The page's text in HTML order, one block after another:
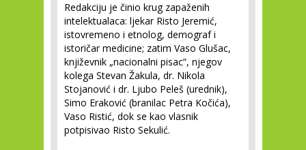
Redakciju je činio krug zapaženih
intelektualaca: ljekar Risto Jeremić,
istovremeno i etnolog, demograf i
istoričar medicine; zatim Vaso Glušac,
književnik „nacionalni pisac“, njegov
kolega Stevan Žakula, dr. Nikola
Stojanović i dr. Ljubo Peleš (urednik),
Simo Eraković (branilac Petra Kočića),
Vaso Ristić, dok se kao vlasnik
potpisivao Risto Sekulić.